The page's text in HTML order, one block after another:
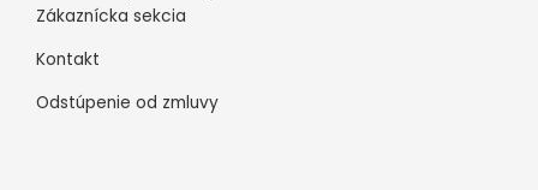
Zákaznícka sekcia
Kontakt
Odstúpenie od zmluvy